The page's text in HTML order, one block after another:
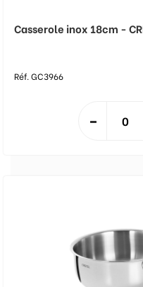
Casserole inox 18cm -
Réf. GC3966